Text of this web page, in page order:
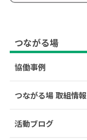
つながる場
協働事例
つながる場 取組情報
活動ブログ